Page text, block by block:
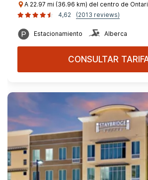
A 22.97 mi (36.96 km) del centro de
4,62
(2013 reviews)
Estacionamiento Alberca
CONSULTAR